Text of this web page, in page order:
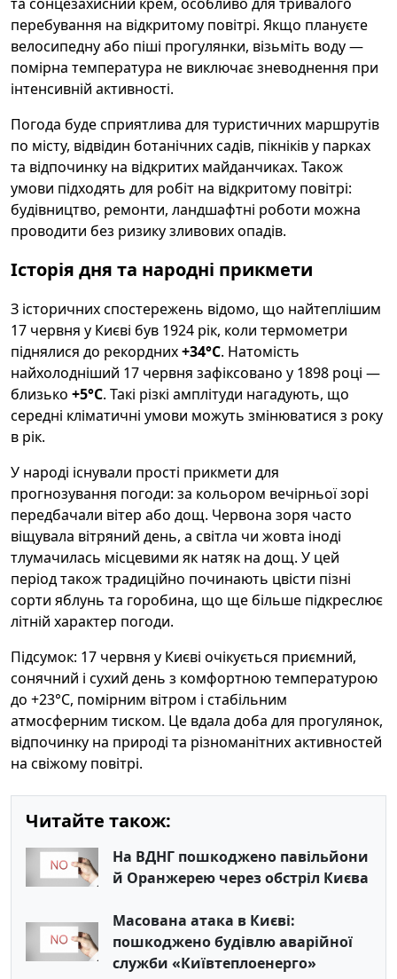
перебування на відкритому повітрі. Якщо плануєте
велосипедну або піші прогулянки, візьміть воду —
помірна температура не виключає зневоднення при
інтенсивній активності.
Погода буде сприятлива для туристичних маршрутів
по місту, відвідин ботанічних садів, пікніків у парках
та відпочинку на відкритих майданчиках. Також
умови підходять для робіт на відкритому повітрі:
будівництво, ремонти, ландшафтні роботи можна
проводити без ризику зливових опадів.
Історія дня та народні прикмети
З історичних спостережень відомо, що найтеплішим
17 червня у Києві був 1924 рік, коли термометри
піднялися до рекордних+34°C. Натомість
найхолодніший 17 червня зафіксовано у 1898 році —
близько +5°C. Такі різкі амплітуди нагадують, що
середні кліматичні умови можуть змінюватися з року
в рік.
У народі існували прості прикмети для
прогнозування погоди: за кольором вечірньої зорі
передбачали вітер або дощ. Червона зоря часто
віщувала вітряний день, а світла чи жовта іноді
тлумачилась місцевими як натяк на дощ. У цей
період також традиційно починають цвісти пізні
сорти яблунь та горобина, що ще більше підкреслює
літній характер погоди.
Підсумок: 17 червня у Києві очікується приємний,
сонячний і сухий день з комфортною температурою
до +23°C, помірним вітром і стабільним
атмосферним тиском. Це вдала доба для прогулянок,
відпочинку на природі та різноманітних активностей
на свіжому повітрі.
Читайте також:
На ВДНГ пошкоджено павільйони
й Оранжерею через обстріл Києва
Масована атака в Києві:
пошкоджено будівлю аварійної
служби «Київтеплоенерго»